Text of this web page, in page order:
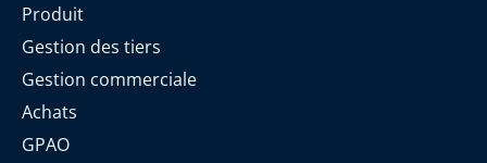
Produit
Gestion des tiers
Gestion commerciale
Achats
GPAO